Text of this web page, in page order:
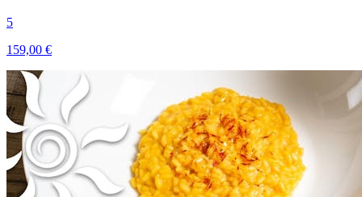
5
159,00 €